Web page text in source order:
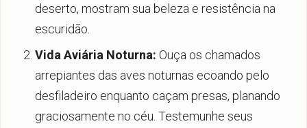
deserto, mostram sua beleza e resistência na
escuridão.
Vida Aviária Noturna: Ouça os chamados
arrepiantes das aves noturnas ecoando pelo
desfiladeiro enquanto caçam presas, planando
graciosamente no céu. Testemunhe seus